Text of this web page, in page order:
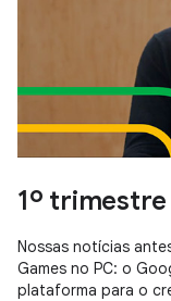
1º trimestre
Nossas notícias
Games no PC: o
plataforma para o